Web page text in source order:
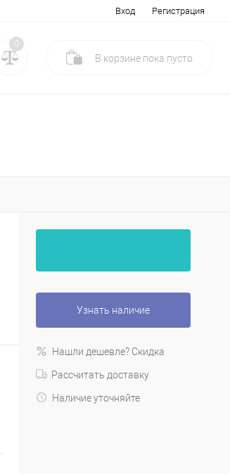
Вход Регистрация
0
В корзине пока пусто
Узнать наличие
Нашли дешевле? Скидка
Рассчитать доставку
Наличие уточняйте